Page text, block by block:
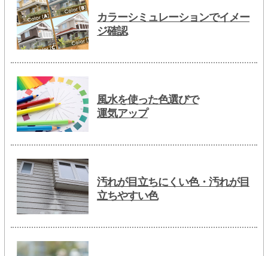
カラーシミュレーションでイメー
ジ確認
風水を使った色選びで
運気アップ
汚れが目立ちにくい色・汚れが目
立ちやすい色